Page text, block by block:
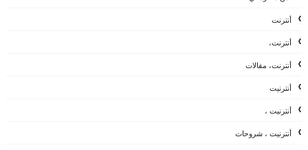
أنترنت
أنترنت،
أنترنت، مقالات
أنترنيت
أنترنيت ،
أنترنيت ، شروحات